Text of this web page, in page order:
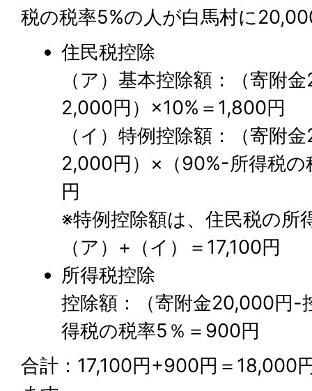
税の税率5%の人が白馬村に
住民税控除
（ア）基本控除額：（寄附
2,000円）×10%＝1,800円
（イ）特例控除額：（寄附
2,000円）×（90%-所得税の
円
※特例控除額は、住民税の所
（ア）+（イ）＝17,100円
所得税控除
控除額：（寄附金20,000円-
得税の税率5％＝900円
合計：17,100円+900円＝18,000